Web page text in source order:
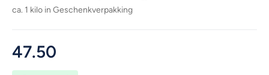
ca. 1 kilo in Geschenkverpakking
47.50